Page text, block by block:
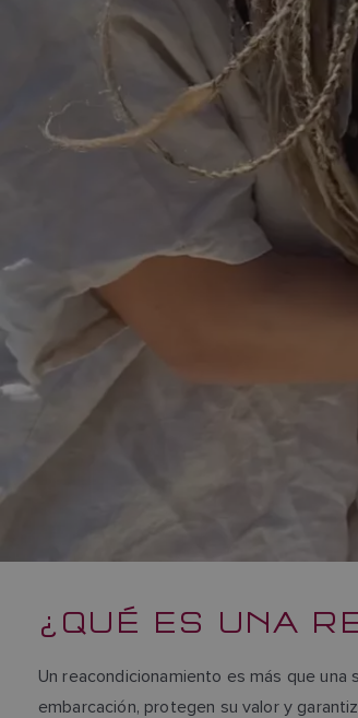
¿QUÉ ES UNA
Un reacondicionamiento es más que
embarcación, protegen su valor y